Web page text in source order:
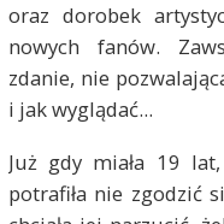
oraz dorobek
nowych fanów.
zdanie, nie
i jak wyglądać...
Już gdy miała 19
potrafiła nie zgodzić